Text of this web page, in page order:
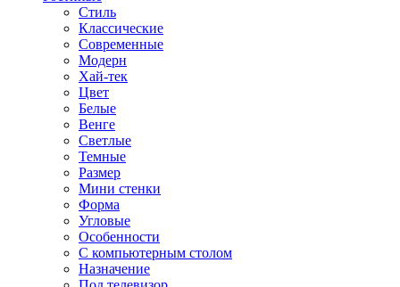
Стиль
Классические
Современные
Модерн
Хай-тек
Цвет
Белые
Венге
Светлые
Темные
Размер
Мини стенки
Форма
Угловые
Особенности
С компьютерным столом
Назначение